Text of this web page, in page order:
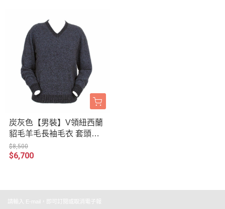
炭灰色【男裝】V領紐西蘭
貂毛羊毛長袖毛衣 套頭毛
衣男V領毛衣冬季保暖毛衣
推薦
$8,500
$6,700
請輸入 E-mail，即可訂閱或取消電子報